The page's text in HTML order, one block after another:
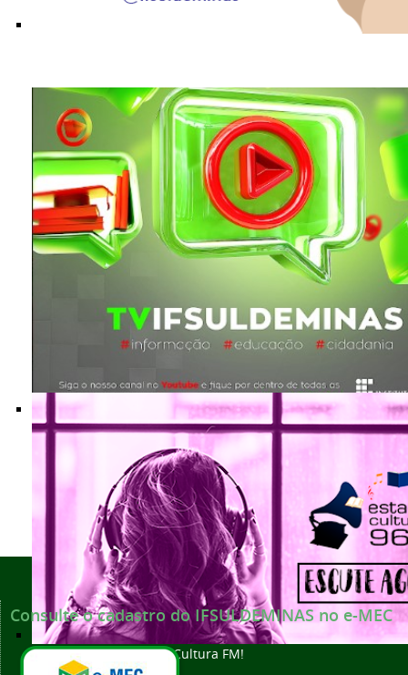
Nossas produções audiovisuais a um clique
Escute a rádio Estação Cultura FM!
Voltar para o topo
Consulte o cadastro do IFSULDEMINAS no e-MEC